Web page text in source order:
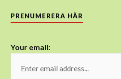
PRENUMERERA HÄR
Your email: